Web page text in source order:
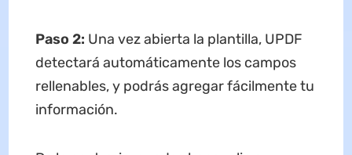
Paso 2: Una vez abierta la plantilla, UPDF
detectará automáticamente los campos
rellenables, y podrás agregar fácilmente tu
información.